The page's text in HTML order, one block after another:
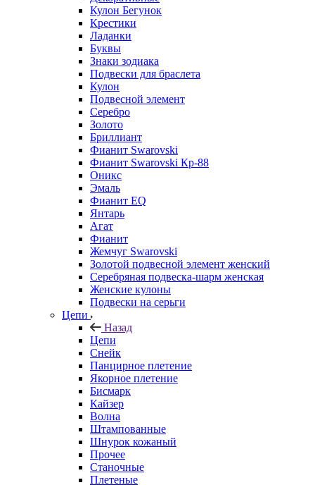
Кулон Бегунок
Крестики
Ладанки
Буквы
Знаки зодиака
Подвески для браслета
Кулон
Подвесной элемент
Серебро
Золото
Бриллиант
Фианит Swarovski
Фианит Swarovski Кр-88
Оникс
Эмаль
Фианит EQ
Янтарь
Агат
Фианит
Жемчуг Swarovski
Золотой подвесной элемент женcкий
Серебряная подвеска-шарм женская
Женские кулоны
Подвески на серьги
Цепи
Назад
Цепи
Снейк
Панцирное плетение
Якорное плетение
Бисмарк
Кайзер
Волна
Штампованные
Шнурок кожаный
Прочее
Станочные
Плетеные